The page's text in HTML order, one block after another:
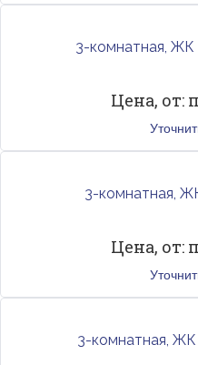
3-комнатная, ЖК
Цена, от:
3-комнатная,
Цена, от:
3-комнатная,